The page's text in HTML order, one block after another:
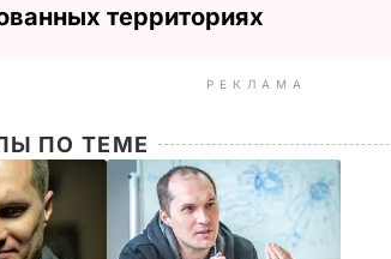
территориях
РЕКЛАМА
ПО ТЕМЕ